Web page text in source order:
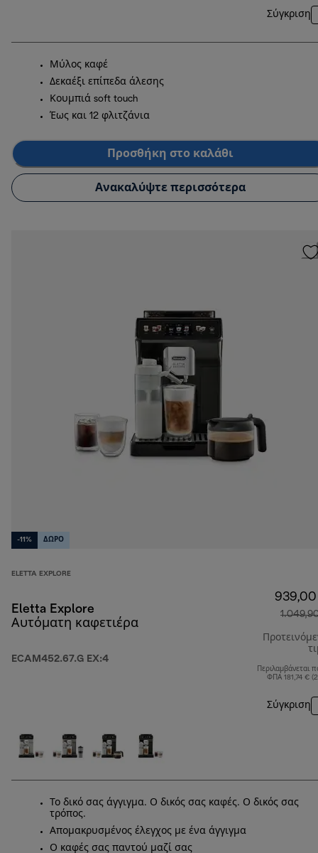
Σύγκριση
Μύλος καφέ
Δεκαέξι επίπεδα άλεσης
Κουμπιά soft touch
Έως και 12 φλιτζάνια
Προσθήκη στο καλάθι
Ανακαλύψτε περισσότερα
-11% ΔΩΡΟ
ELETTA EXPLORE
Eletta Explore
Αυτόματη καφετιέρα
ECAM452.67.G EX:4
Περιλαμβάνεται
ΦΠΑ 181,74 €
Σύγκριση
Το δικό σας άγγιγμα. Ο δικός σας καφές. Ο δικός σας
τρόπος.
Απομακρυσμένος έλεγχος με ένα άγγιγμα
Ο καφές σας παντού μαζί σας